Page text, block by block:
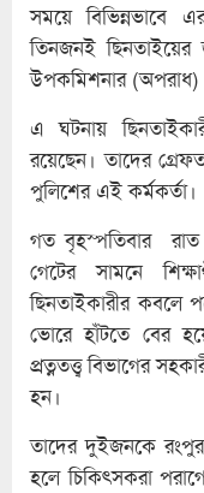
সময়ে বিভিন্নভাবে
তিনজনই
উপকমিশনার
এ ঘটনায়
রয়েছেন। তাদের
পুলিশের এই কর্মকর্তা।
গত বৃহস্পতিবার রাত
গেটের সামনে
ছিনতাইকারীর কবলে
ভোরে হাঁটতে বের
প্রত্নতত্ত্ব বিভাগের
হন।
তাদের দুইজনকে
হলে চিকিৎসকরা